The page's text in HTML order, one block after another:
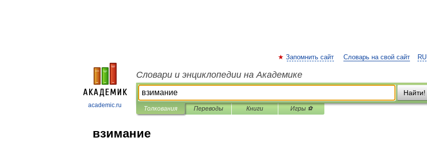
academic.ru
RU
Запомнить сайт Словарь на свой сайт
Словари и энциклопедии на Академике
Найти!
Толкования Переводы Книги Игры ⚽
взимание